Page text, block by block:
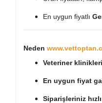
En uygun fiyatlı
Neden
Veteriner
En uygun fiyat
Siparişleriniz